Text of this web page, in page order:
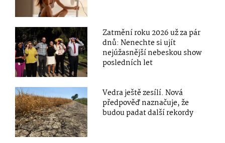
Zatmění roku 2026 už za pár
dnů: Nenechte si ujít
nejúžasnější nebeskou show
posledních let
Vedra ještě zesílí. Nová
předpověď naznačuje, že
budou padat další rekordy